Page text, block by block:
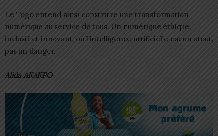
Le Togo entend ainsi construire une transformation
numérique au service de tous. Un numérique éthique,
inclusif et innovant, où l’intelligence artificielle est un atout,
pas un danger.
Alida AKAKPO